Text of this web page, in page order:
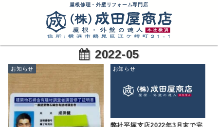
屋根修理・外壁リフォーム専門店
2022-05
お知らせ お知らせ
弊社平塚支店2022年3月末で完